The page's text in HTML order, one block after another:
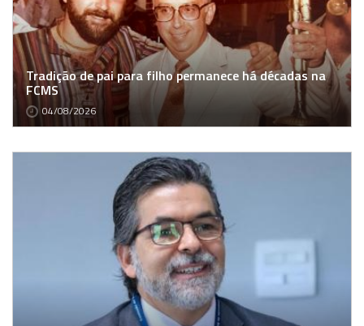
Tradição de pai para filho permanece há décadas na
FCMS
04/08/2026